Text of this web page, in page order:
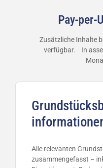
Pay-per-
Zusätzliche Inhalte
verfügbar. In
Alle relevanten
zusammengefasst –